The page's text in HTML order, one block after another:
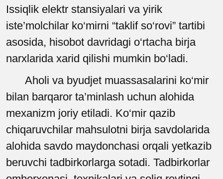
Issiqlik elektr stansiyalari va yirik
iste’molchilar ko‘mirni “taklif so‘rovi” tartibi
asosida, hisobot davridagi o‘rtacha birja
narxlarida xarid qilishi mumkin bo‘ladi.
Aholi va byudjet muassasalarini ko‘mir
bilan barqaror ta’minlash uchun alohida
mexanizm joriy etiladi. Ko‘mir qazib
chiqaruvchilar mahsulotni birja savdolarida
alohida savdo maydonchasi orqali yetkazib
beruvchi tadbirkorlarga sotadi. Tadbirkorlar